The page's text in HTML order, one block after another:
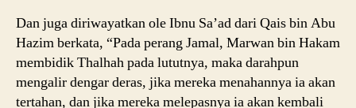
Dan juga diriwayatkan ole Ibnu Sa’ad dari Qais bin Abu
Hazim berkata, “Pada perang Jamal, Marwan bin Hakam
membidik Thalhah pada lututnya, maka darahpun
mengalir dengar deras, jika mereka menahannya ia akan
tertahan, dan jika mereka melepasnya ia akan kembali